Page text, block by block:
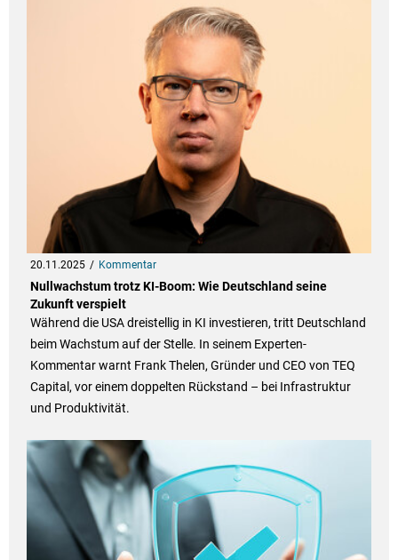
20.11.2025 Kommentar
Nullwachstum trotz KI-Boom: Wie Deutschland seine
Zukunft verspielt
Während die USA dreistellig in KI investieren, tritt Deutschland
beim Wachstum auf der Stelle. In seinem Experten-
Kommentar warnt Frank Thelen, Gründer und CEO von TEQ
Capital, vor einem doppelten Rückstand – bei Infrastruktur
und Produktivität.